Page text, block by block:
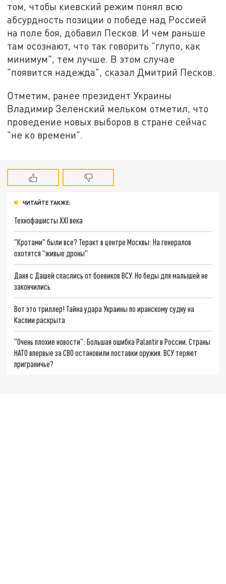
том, чтобы киевский режим понял всю
абсурдность позиции о победе над Россией
на поле боя, добавил Песков. И чем раньше
там осознают, что так говорить "глупо, как
минимум", тем лучше. В этом случае
"появится надежда", сказал Дмитрий Песков.
Отметим, ранее президент Украины
Владимир Зеленский мельком отметил, что
проведение новых выборов в стране сейчас
"не ко времени".
ЧИТАЙТЕ ТАКЖЕ:
Технофашисты XXI века
"Кротами" были все? Теракт в центре Москвы: На генералов
охотятся "живые дроны"
Даня с Дашей спаслись от боевиков ВСУ. Но беды для малышей не
закончились
Вот это триллер! Тайна удара Украины по иранскому судну на
Каспии раскрыта
"Очень плохие новости": Большая ошибка Palantir в России. Страны
НАТО впервые за СВО остановили поставки оружия. ВСУ теряют
приграничье?